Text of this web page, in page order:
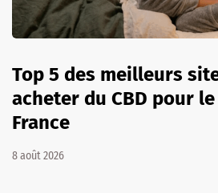
Top 5 des meilleurs
acheter du CBD pour
France
8 août 2026